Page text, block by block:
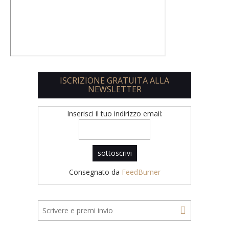
ISCRIZIONE GRATUITA ALLA
NEWSLETTER
Inserisci il tuo indirizzo email:
Consegnato da FeedBurner